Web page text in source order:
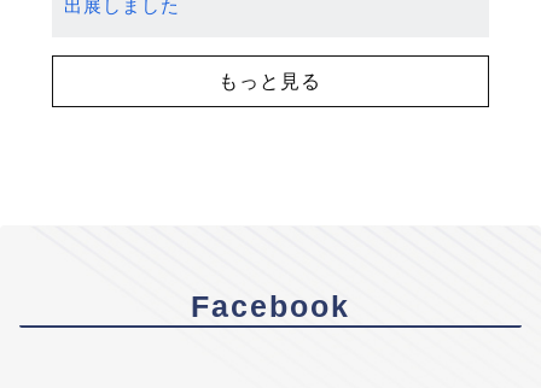
出展しました
もっと見る
Facebook